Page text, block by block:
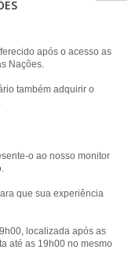
após o acesso as
Nações.
também adquirir o
o ao nosso monitor
que sua experiência
localizada após as
até as 19h00 no mesmo